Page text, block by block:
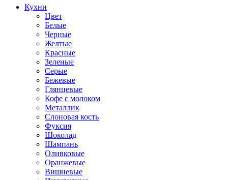
Кухни
Цвет
Белые
Черные
Желтые
Красные
Зеленые
Серые
Бежевые
Глянцевые
Кофе с молоком
Металлик
Слоновая кость
Фуксия
Шоколад
Шампань
Оливковые
Оранжевые
Вишневые